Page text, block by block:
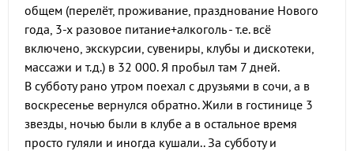
общем (перелёт, проживание, празднование Нового
года, 3-х разовое питание+алкоголь - т.е. всё
включено, экскурсии, сувениры, клубы и дискотеки,
массажи и т.д.) в 32 000. Я пробыл там 7 дней.
В субботу рано утром поехал с друзьями в сочи, а в
воскресенье вернулся обратно. Жили в гостинице 3
звезды, ночью были в клубе а в остальное время
просто гуляли и иногда кушали.. За субботу и